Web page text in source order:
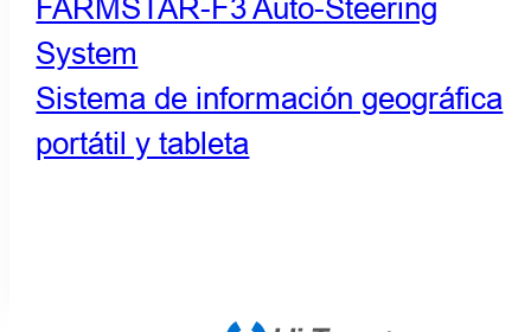
FARMSTAR-F3 Auto-Steering
System
Sistema de información geográfica
portátil y tableta